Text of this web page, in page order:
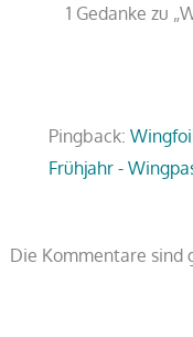
1 Gedanke zu
Pingback:
Frühjahr -
Die Kommentare sind